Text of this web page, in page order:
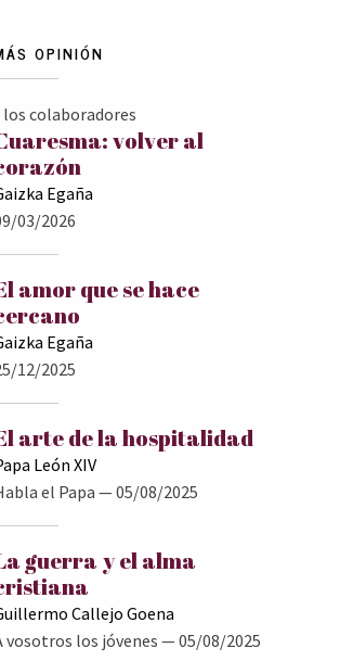
OPINIÓN
volver al
Egaña
03/2026
amor que se hace
Egaña
12/2025
arte de la hospitalidad
León XIV
el Papa — 05/08/2025
guerra y el alma
Callejo Goena
vosotros los jóvenes — 05/08/2025
colaboradores